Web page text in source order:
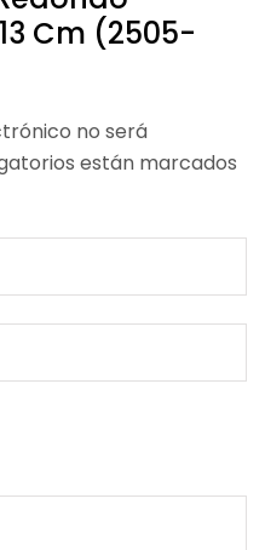
Cm (2505-
no será
están marcados